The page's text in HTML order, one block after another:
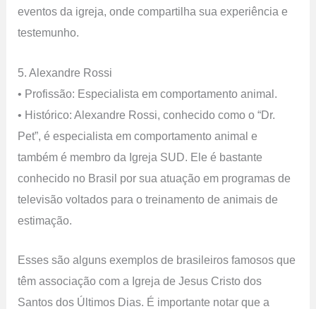
eventos da igreja, onde compartilha sua experiência e
testemunho.
5. Alexandre Rossi
• Profissão: Especialista em comportamento animal.
• Histórico: Alexandre Rossi, conhecido como o “Dr.
Pet”, é especialista em comportamento animal e
também é membro da Igreja SUD. Ele é bastante
conhecido no Brasil por sua atuação em programas de
televisão voltados para o treinamento de animais de
estimação.
Esses são alguns exemplos de brasileiros famosos que
têm associação com a Igreja de Jesus Cristo dos
Santos dos Últimos Dias. É importante notar que a